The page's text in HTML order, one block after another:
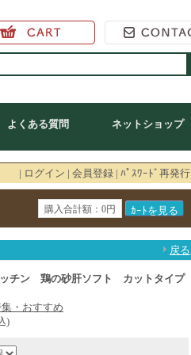
よくある質問 ネットショップ
| ログイン | 会員登録 | ﾊﾟｽﾜｰﾄﾞ再発行
購入合計額：0円
戻る
チン 鶏の砂肝ソフト カットタイプ
・おすすめ
)